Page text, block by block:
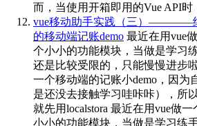
而，当使用开箱即用的Vue API
vue移动助手实践（三）————结
的移动端记账demo 最近在用vue
个小小的功能模块，当做是学习
还是比较受限的，只能慢慢进步
一个移动端的记账小demo，因为
是还没去接触学习哇咔咔），所
就先用localstora 最近在用vue做
小小的功能模块，当做是学习练